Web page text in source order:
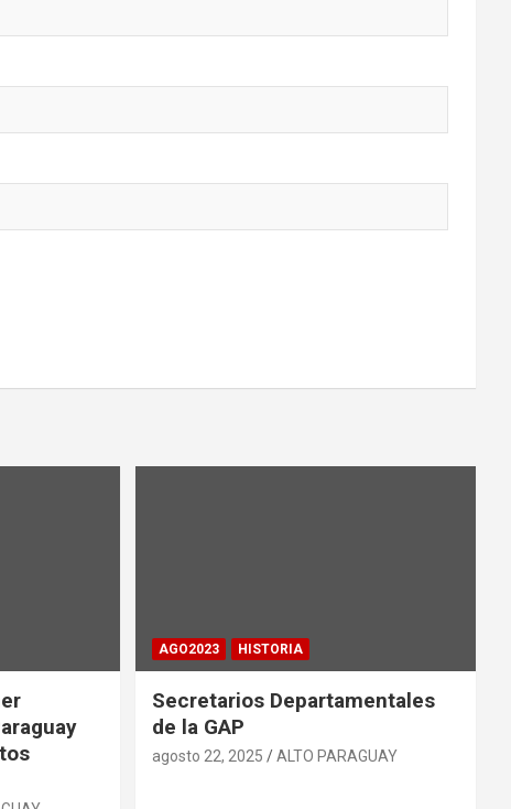
AGO2023 HISTORIA
Secretarios Departamentales
de la GAP
agosto 22, 2025 ALTO PARAGUAY